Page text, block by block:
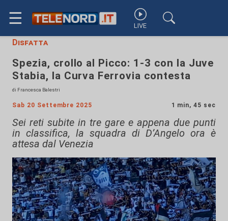
☰ LIVE
Disfatta
Spezia, crollo al Picco: 1-3 con la Juve
Stabia, la Curva Ferrovia contesta
di Francesca Balestri
Sab 20 Settembre 2025 1 min, 45 sec
Sei reti subite in tre gare e appena due punti
in classifica, la squadra di D’Angelo ora è
attesa dal Venezia